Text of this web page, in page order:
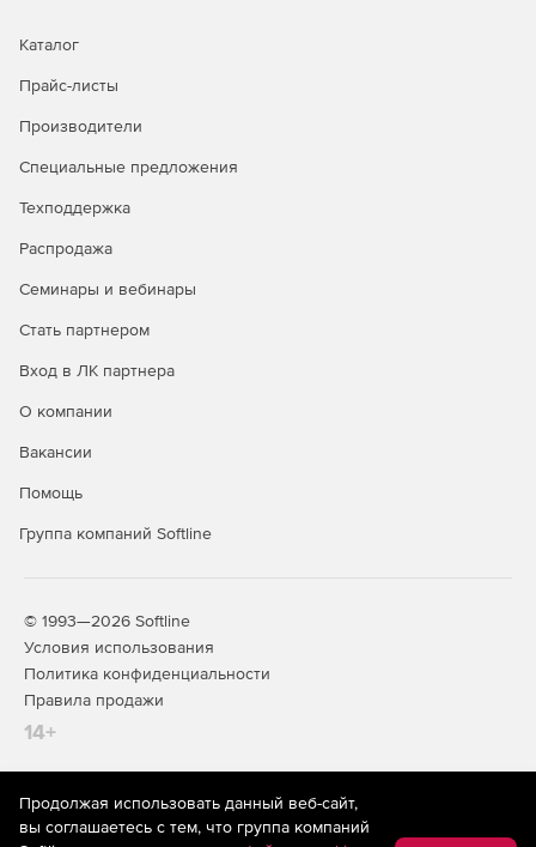
Каталог
Прайс-листы
Производители
Специальные предложения
Техподдержка
Распродажа
Семинары и вебинары
Стать партнером
Вход в ЛК партнера
О компании
Вакансии
Помощь
Группа компаний Softline
© 1993—2026 Softline
Условия использования
Политика конфиденциальности
Правила продажи
14+
На информационном ресурсе store.softline.ru применяются
рекомендательные технологии(информационные технологии
Продолжая использовать данный веб-сайт,
вы соглашаетесь с тем, что группа компаний